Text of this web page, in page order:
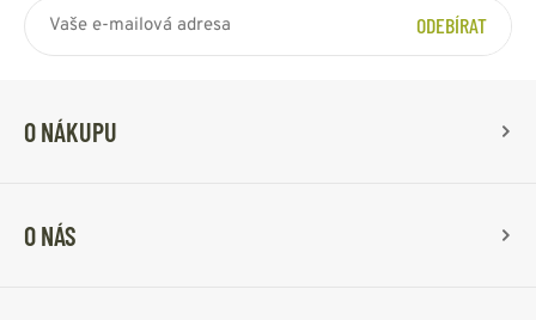
ODEBÍRAT
O NÁKUPU
O NÁS